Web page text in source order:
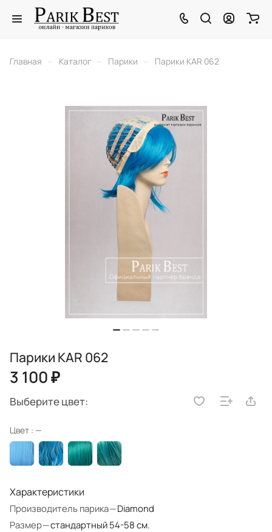
Главная – Каталог – Парики – Парики KAR 062
Парики KAR 062
3 100 ₽
Выберите цвет:
Цвет : —
Характеристики
Производитель парика—Diamond
Размер—стандартный 54-58 см.